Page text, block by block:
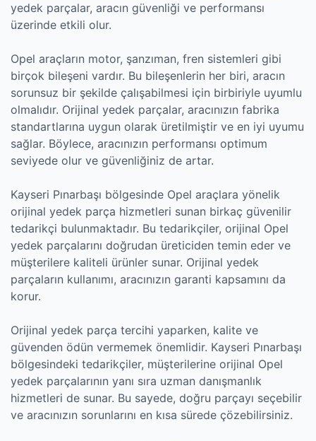
yedek parçalar, aracın güvenliği ve performansı
üzerinde etkili olur.
Opel araçların motor, şanzıman, fren sistemleri gibi
birçok bileşeni vardır. Bu bileşenlerin her biri, aracın
sorunsuz bir şekilde çalışabilmesi için birbiriyle uyumlu
olmalıdır. Orijinal yedek parçalar, aracınızın fabrika
standartlarına uygun olarak üretilmiştir ve en iyi uyumu
sağlar. Böylece, aracınızın performansı optimum
seviyede olur ve güvenliğiniz de artar.
Kayseri Pınarbaşı bölgesinde Opel araçlara yönelik
orijinal yedek parça hizmetleri sunan birkaç güvenilir
tedarikçi bulunmaktadır. Bu tedarikçiler, orijinal Opel
yedek parçalarını doğrudan üreticiden temin eder ve
müşterilere kaliteli ürünler sunar. Orijinal yedek
parçaların kullanımı, aracınızın garanti kapsamını da
korur.
Orijinal yedek parça tercihi yaparken, kalite ve
güvenden ödün vermemek önemlidir. Kayseri Pınarbaşı
bölgesindeki tedarikçiler, müşterilerine orijinal Opel
yedek parçalarının yanı sıra uzman danışmanlık
hizmetleri de sunar. Bu sayede, doğru parçayı seçebilir
ve aracınızın sorunlarını en kısa sürede çözebilirsiniz.